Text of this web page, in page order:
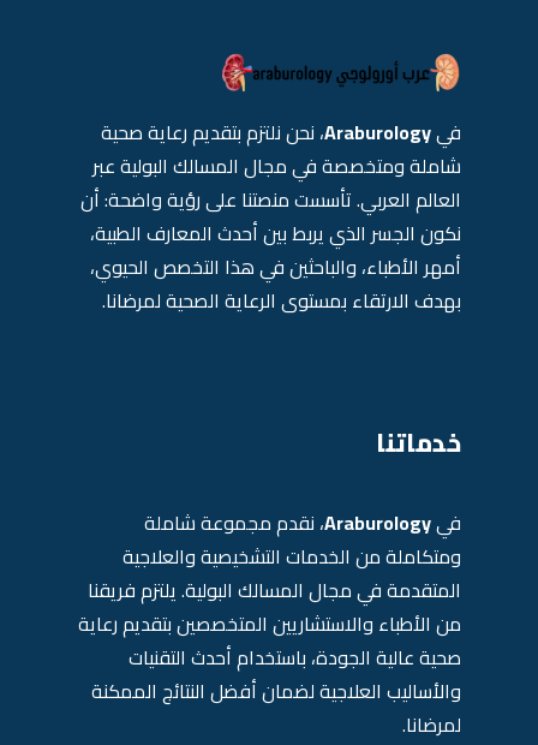
فيAraburology، نحن نلتزم بتقديم رعاية صحية
شاملة ومتخصصة في مجال المسالك البولية عبر
العالم العربي. تأسست منصتنا على رؤية واضحة: أن
نكون الجسر الذي يربط بين أحدث المعارف الطبية،
أمهر الأطباء، والباحثين في هذا التخصص الحيوي،
بهدف الارتقاء بمستوى الرعاية الصحية لمرضانا.
خدماتنا
فيAraburology، نقدم مجموعة شاملة
ومتكاملة من الخدمات التشخيصية والعلاجية
المتقدمة في مجال المسالك البولية. يلتزم فريقنا
من الأطباء والاستشاريين المتخصصين بتقديم رعاية
صحية عالية الجودة، باستخدام أحدث التقنيات
والأساليب العلاجية لضمان أفضل النتائج الممكنة
لمرضانا.